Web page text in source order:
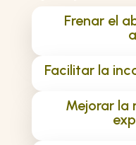
Frenar el
Facilitar la
Mejorar la